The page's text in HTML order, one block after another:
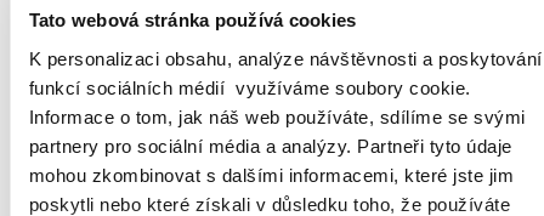
Tato webová stránka používá cookies
K personalizaci obsahu, analýze návštěvnosti a poskytování
funkcí sociálních médií využíváme soubory cookie.
Informace o tom, jak náš web používáte, sdílíme se svými
partnery pro sociální média a analýzy. Partneři tyto údaje
mohou zkombinovat s dalšími informacemi, které jste jim
poskytli nebo které získali v důsledku toho, že používáte
nabízená do konkurenční
max 2,0 mld. Kč
dluhopisu:
není stanoven
Datum aukce: 13. dubna 2016
Uzávěrka příjmu objednávek:
konkurenční - 13. dubna 2016 do
12:00
nekonkurenční - 14. dubna 2016 do